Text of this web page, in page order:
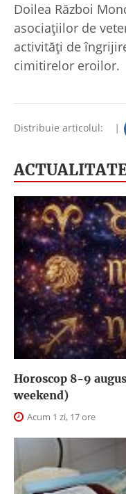
Doilea Război
asociaţiilor de
activităţi de
cimitirelor eroilor.
Distribuie articolul: |
Horoscop 8-9
weekend)
Acum 1 zi, 17 ore